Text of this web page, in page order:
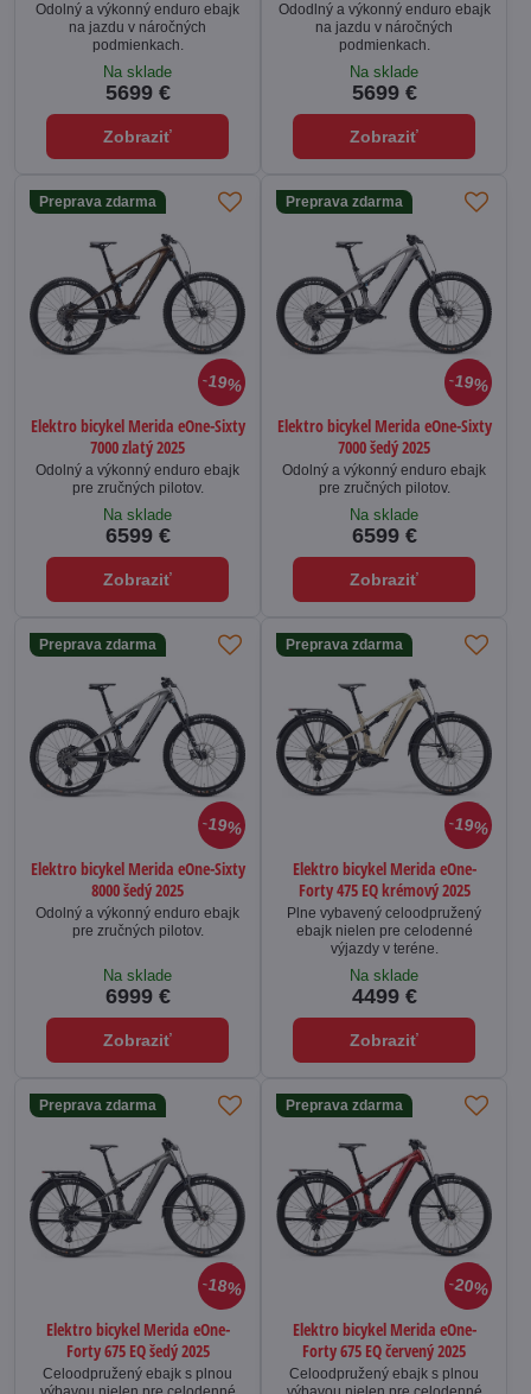
Odolný a výkonný enduro ebajk
na jazdu v náročných
podmienkach.
Na sklade
5699 €
Zobraziť
Ododlný a výkonný enduro ebajk
na jazdu v náročných
podmienkach.
Na sklade
5699 €
Zobraziť
19%
Preprava zdarma
Elektro bicykel Merida eOne-Sixty
7000 zlatý 2025
Odolný a výkonný enduro ebajk
pre zručných pilotov.
Na sklade
6599 €
Zobraziť
19%
Preprava zdarma
Elektro bicykel Merida eOne-Sixty
7000 šedý 2025
Odolný a výkonný enduro ebajk
pre zručných pilotov.
Na sklade
6599 €
Zobraziť
19%
Preprava zdarma
Elektro bicykel Merida eOne-Sixty
8000 šedý 2025
Odolný a výkonný enduro ebajk
pre zručných pilotov.
Na sklade
6999 €
Zobraziť
19%
Preprava zdarma
Elektro bicykel Merida eOne-
Forty 475 EQ krémový 2025
Plne vybavený celoodpružený
ebajk nielen pre celodenné
výjazdy v teréne.
Na sklade
4499 €
Zobraziť
18%
Preprava zdarma
Elektro bicykel Merida eOne-
Forty 675 EQ šedý 2025
Celoodpružený ebajk s plnou
20%
Preprava zdarma
Elektro bicykel Merida eOne-
Forty 675 EQ červený 2025
Celoodpružený ebajk s plnou